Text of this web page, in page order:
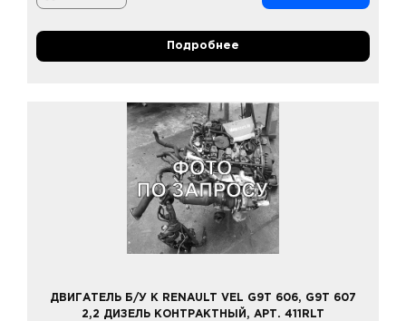
Подробнее
ДВИГАТЕЛЬ Б/У К RENAULT VEL G9T 606, G9T 607
2,2 ДИЗЕЛЬ КОНТРАКТНЫЙ, АРТ. 411RLT